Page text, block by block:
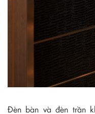
Đèn bàn và đèn trần